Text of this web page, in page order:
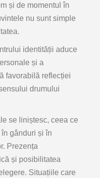
și de momentul în
nu sunt simple
identității aduce
și a
favorabilă reflecției
drumului
se liniștesc, ceea ce
gânduri și în
Prezența
și posibilitatea
Situațiile care